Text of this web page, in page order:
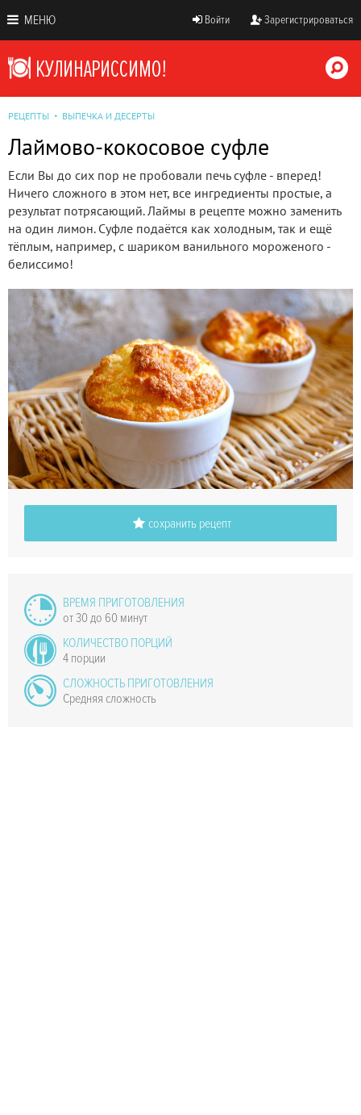
МЕНЮ Войти Зарегистрироваться
РЕЦЕПТЫ ВЫПЕЧКА И ДЕСЕРТЫ
Лаймово-кокосовое суфле
Если Вы до сих пор не пробовали печь суфле - вперед!
Ничего сложного в этом нет, все ингредиенты простые, а
результат потрясающий. Лаймы в рецепте можно заменить
на один лимон. Суфле подаётся как холодным, так и ещё
тёплым, например, с шариком ванильного мороженого -
белиссимо!
сохранить рецепт
ВРЕМЯ ПРИГОТОВЛЕНИЯ
от 30 до 60 минут
КОЛИЧЕСТВО ПОРЦИЙ
4 порции
СЛОЖНОСТЬ ПРИГОТОВЛЕНИЯ
Средняя сложность